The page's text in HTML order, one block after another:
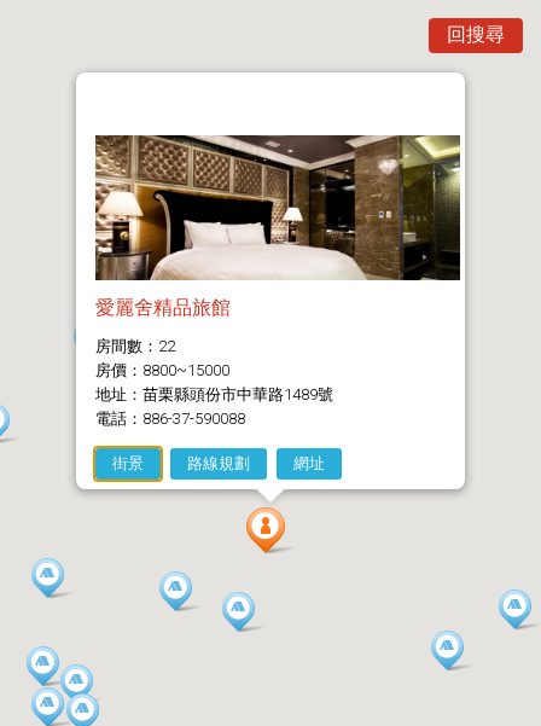
回搜尋
愛麗舍精品旅館
房間數：22
房價：8800~15000
地址：苗栗縣頭份市中華路1489號
電話：886-37-590088
街景 路線規劃 網址